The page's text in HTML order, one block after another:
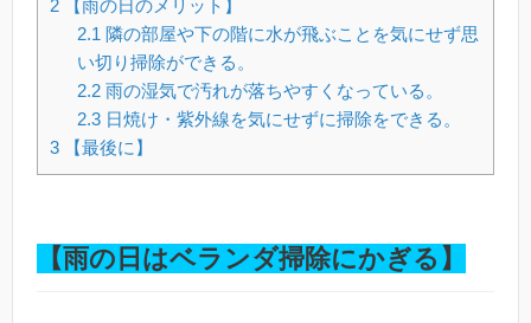
2 【雨の日のメリット】
2.1 隣の部屋や下の階に水が飛ぶことを気にせず思
い切り掃除ができる。
2.2雨の湿気で汚れが落ちやすくなっている。
2.3日焼け・紫外線を気にせずに掃除をできる。
3 【最後に】
【雨の日はベランダ掃除にかぎる】